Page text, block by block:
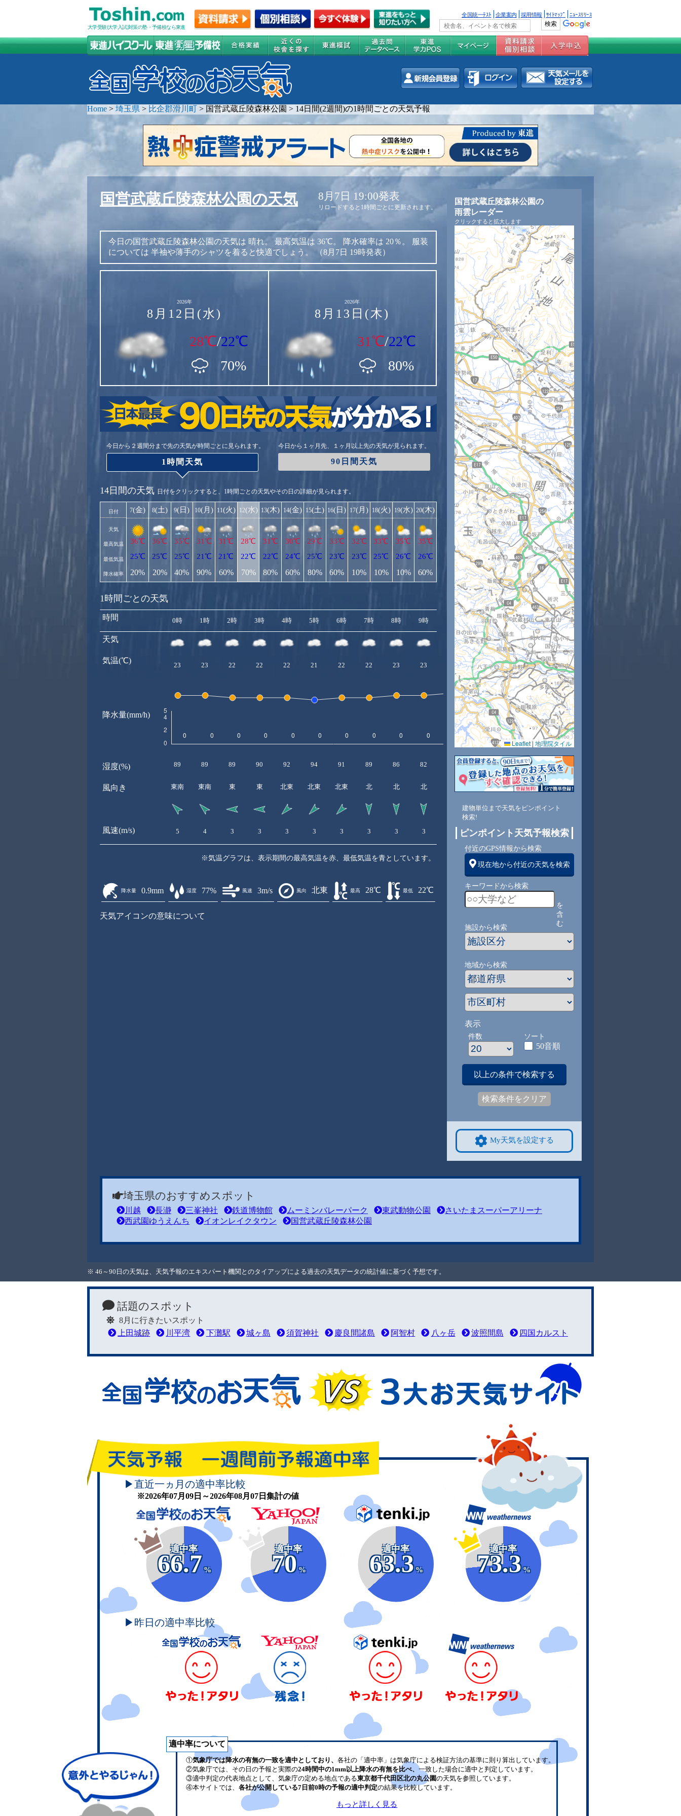
大学受験(大学入試)対策の塾・予備校なら東進
全国統一ﾃｽﾄ 企業案内 採用情報 ｻｲﾄﾏｯﾌﾟ ﾆｭｰｽﾘﾘｰｽ
Home > 埼玉県 > 比企郡滑川町 > 国営武蔵丘陵森林公園 > 14日間(2週間)の1時間ごとの天気予報
国営武蔵丘陵森林公園の天気 8月7日 19:00発表
リロードすると1時間ごとに更新されます。
今日の国営武蔵丘陵森林公園の天気は 晴れ。 最高気温は 36℃。 降水確率は 20％。
服装
については 半袖や薄手のシャツを着ると快適でしょう。 （8月7日 19時発表）
2026年
8月12日(水)
28℃/22℃
70%
2026年
8月13日(木)
31℃/22℃
80%
今日から２週間分まで先の天気が時間ごとに見られます。
1時間天気
今日から１ヶ月先、１ヶ月以上先の天気が見られます。
90日間天気
14日間の天気 日付をクリックすると、1時間ごとの天気やその日の詳細が見られます。
日付
天気
最高気温
最低気温
降水確率
7(金)
36℃
25℃
20%
8(土)
36℃
25℃
20%
9(日)
35℃
25℃
40%
10(月)
31℃
21℃
90%
11(火)
31℃
21℃
60%
12(水)
28℃
22℃
70%
13(木)
31℃
22℃
80%
14(金)
30℃
24℃
60%
15(土)
29℃
25℃
80%
16(日)
33℃
23℃
60%
17(月)
32℃
23℃
10%
18(火)
33℃
25℃
10%
19(水)
35℃
26℃
10%
20(木)
35℃
26℃
60%
1時間ごとの天気
時間
天気
気温(℃)
降水量(mm/h)
湿度(%)
風向き
風速(m/s)
0時 1時 2時 3時 4時 5時 6時 7時 8時 9時 10時 11時 12時 13時 14時
23 23 22 22 22 21 22 22 23 23 25 25 26 27
89 89 89 90 92 94 91 89 86 82 76 74 73 72
東南 東南 東 東 北東 北東 北東 北 北 北 北東 北東 北
5 4 3 3 3 3 3 3 3 3 4 4 3 3
※気温グラフは、表示期間の最高気温を赤、最低気温を青としています。
降水量 0.9mm 湿度 77% 風速 3m/s 風向 北東 最高 28℃ 最低 22℃
天気アイコンの意味について
国営武蔵丘陵森林公園の
雨雲レーダー
クリックすると拡大します
Leaflet | 地理院タイル
建物単位まで天気をピンポイント
検索!
ピンポイント天気予報検索
付近のGPS情報から検索
現在地から付近の天気を検索
キーワードから検索
を
含
む
施設から検索
地域から検索
表示
件数 ソート
50音順
以上の条件で検索する
検索条件をクリア
My天気を設定する
埼玉県のおすすめスポット
川越 長瀞 三峯神社 鉄道博物館 ムーミンバレーパーク 東武動物公園
さいたまスーパーアリーナ
西武園ゆうえんち
イオンレイクタウン 国営武蔵丘陵森林公園
※ 46～90日の天気は、天気予報のエキスパート機関とのタイアップによる過去の天気データの統計値に基づく予想です。
話題のスポット
8月に行きたいスポット
上田城跡
川平湾 下灘駅 城ヶ島 須賀神社 慶良間諸島 阿智村 八ヶ岳 波照間島 四国カルスト
▶直近一ヵ月の適中率比較
※2026年07月09日～2026年08月07日集計の値
適中率
66.7
%
適中率
70
%
適中率
63.3
%
適中率
73.3
%
▶昨日の適中率比較
適中率について
①気象庁では降水の有無の一致を適中としており、 各社の「適中率」は気象庁による検証方法の基準に則り算出しています。
②気象庁では、その日の予報と実際の24時間中の1mm以上降水の有無を比べ、 一致した場合に適中と判定しています。
③適中判定の代表地点として、気象庁の定める地点である東京都千代田区北の丸公園の天気を参照しています。
④本サイトでは、 各社が公開している7日前0時の予報の適中判定の結果を比較しています。
もっと詳しく見る